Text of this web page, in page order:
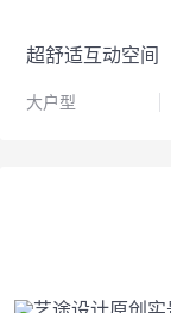
超舒适互动空间
大户型